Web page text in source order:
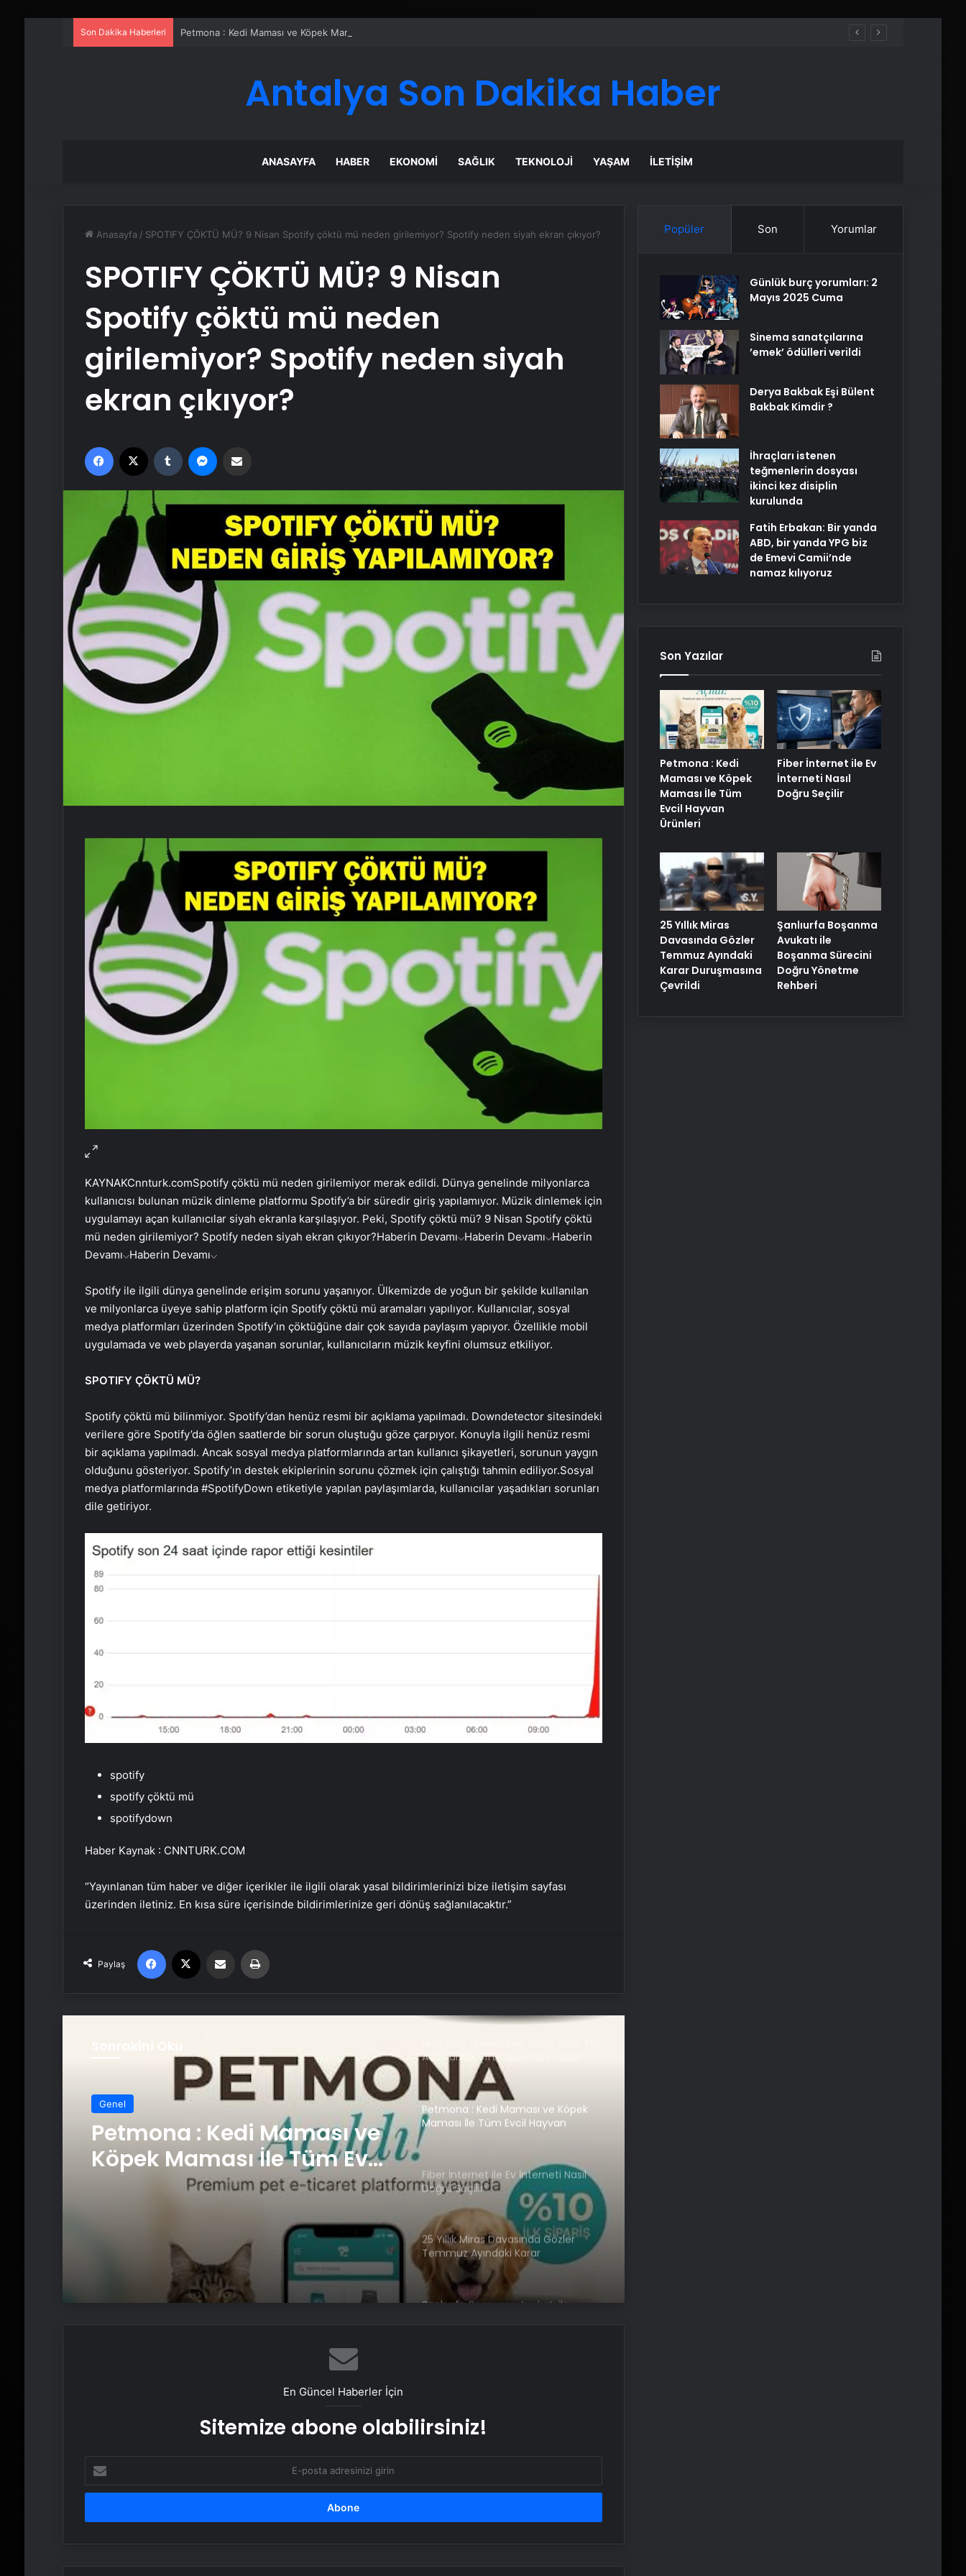
Son Dakika Haberleri Petmona : Kedi Maması ve Köpek Maması İle Tüm Evcil Hayvan Ürünleri
Antalya Son Dakika Haber
ANASAYFA HABER EKONOMI SAĞLIK TEKNOLOJI YAŞAM İLETIŞIM
Anasayfa / SPOTIFY ÇÖKTÜ MÜ? 9 Nisan Spotify çöktü mü neden girilemiyor? Spotify neden siyah ekran çıkıyor?
SPOTIFY ÇÖKTÜ MÜ? 9 Nisan
Spotify çöktü mü neden
girilemiyor? Spotify neden siyah
ekran çıkıyor?
Facebook Tumblr
KAYNAKCnnturk.comSpotify çöktü mü neden girilemiyor merak edildi. Dünya genelinde milyonlarca
kullanıcısı bulunan müzik dinleme platformu Spotify’a bir süredir giriş yapılamıyor. Müzik dinlemek için
uygulamayı açan kullanıcılar siyah ekranla karşılaşıyor. Peki, Spotify çöktü mü? 9 Nisan Spotify çöktü
mü neden girilemiyor? Spotify neden siyah ekran çıkıyor?Haberin Devamı Haberin Devamı Haberin
Devamı Haberin Devamı
Spotify ile ilgili dünya genelinde erişim sorunu yaşanıyor. Ülkemizde de yoğun bir şekilde kullanılan
ve milyonlarca üyeye sahip platform için Spotify çöktü mü aramaları yapılıyor. Kullanıcılar, sosyal
medya platformları üzerinden Spotify’ın çöktüğüne dair çok sayıda paylaşım yapıyor. Özellikle mobil
uygulamada ve web playerda yaşanan sorunlar, kullanıcıların müzik keyfini olumsuz etkiliyor.
SPOTIFY ÇÖKTÜ MÜ?
Spotify çöktü mü bilinmiyor. Spotify’dan henüz resmi bir açıklama yapılmadı. Downdetector sitesindeki
verilere göre Spotify’da öğlen saatlerde bir sorun oluştuğu göze çarpıyor. Konuyla ilgili henüz resmi
bir açıklama yapılmadı. Ancak sosyal medya platformlarında artan kullanıcı şikayetleri, sorunun yaygın
olduğunu gösteriyor. Spotify’ın destek ekiplerinin sorunu çözmek için çalıştığı tahmin ediliyor.Sosyal
medya platformlarında #SpotifyDown etiketiyle yapılan paylaşımlarda, kullanıcılar yaşadıkları sorunları
dile getiriyor.
spotify
spotify çöktü mü
spotifydown
Haber Kaynak : CNNTURK.COM
“Yayınlanan tüm haber ve diğer içerikler ile ilgili olarak yasal bildirimlerinizi bize iletişim sayfası
üzerinden iletiniz. En kısa süre içerisinde bildirimlerinize geri dönüş sağlanılacaktır.”
Paylaş
Facebook Email'den paylaş
Genel
Fiber İnternet ile Ev İnterneti
Nasıl Doğru Seçilir
Ortopodoloji İle Diyabetik Ayak
Yarası Tedavisi
UETDS Nedir ? Uetds.com İle Akıllı
Maması İle Tüm Evcil Hayvan
Ürünleri
Fiber İnternet ile Ev İnterneti Nasıl
Doğru Seçilir
25 Yıllık Miras Davasında Gözler
Temmuz Ayındaki Karar
Duruşmasına Çevrildi
Şanlıurfa Boşanma Avukatı ile
Boşanma Sürecini Doğru Yönetme
Rehberi
Eşya Depolama Rehberi
Zihnin Gizemli Sınırları ve Ötesi :
Tasarım Ajansı
En Güncel Haberler İçin
Sitemize abone olabilirsiniz!
posta
adresinizi
Popüler Son Yorumlar
Günlük burç yorumları: 2
Mayıs 2025 Cuma
Sinema sanatçılarına
’emek’ ödülleri verildi
Derya Bakbak Eşi Bülent
Bakbak Kimdir ?
İhraçları istenen
teğmenlerin dosyası
ikinci kez disiplin
kurulunda
Fatih Erbakan: Bir yanda
ABD, bir yanda YPG biz
de Emevi Camii’nde
namaz kılıyoruz
Son Yazılar
Petmona : Kedi
Maması ve Köpek
Maması İle Tüm
Evcil Hayvan
Ürünleri
Fiber İnternet ile Ev
İnterneti Nasıl
Doğru Seçilir
25 Yıllık Miras
Davasında Gözler
Temmuz Ayındaki
Karar Duruşmasına
Çevrildi
Şanlıurfa Boşanma
Avukatı ile
Boşanma Sürecini
Doğru Yönetme
Rehberi